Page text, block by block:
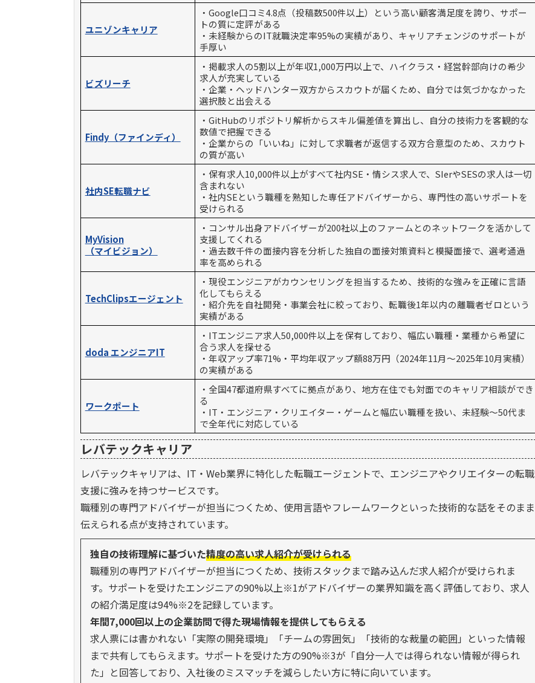
ユニゾンキャリア
・Google口コミ4.8点（投稿数500件以上）という高い顧客満足度を誇り、サポー
トの質に定評がある
・未経験からのIT就職決定率95%の実績があり、キャリアチェンジのサポートが
手厚い
ビズリーチ
・掲載求人の5割以上が年収1,000万円以上で、ハイクラス・経営幹部向けの希少
求人が充実している
・企業・ヘッドハンター双方からスカウトが届くため、自分では気づかなかった
選択肢と出会える
Findy（ファインディ）
・GitHubのリポジトリ解析からスキル偏差値を算出し、自分の技術力を客観的な
数値で把握できる
・企業からの「いいね」に対して求職者が返信する双方合意型のため、スカウト
の質が高い
社内SE転職ナビ
・保有求人10,000件以上がすべて社内SE・情シス求人で、SIerやSESの求人は一切
含まれない
・社内SEという職種を熟知した専任アドバイザーから、専門性の高いサポートを
受けられる
MyVision
（マイビジョン）
・コンサル出身アドバイザーが200社以上のファームとのネットワークを活かして
支援してくれる
・過去数千件の面接内容を分析した独自の面接対策資料と模擬面接で、選考通過
率を高められる
TechClipsエージェント
・現役エンジニアがカウンセリングを担当するため、技術的な強みを正確に言語
化してもらえる
・紹介先を自社開発・事業会社に絞っており、転職後1年以内の離職者ゼロという
実績がある
doda エンジニアIT
・ITエンジニア求人50,000件以上を保有しており、幅広い職種・業種から希望に
合う求人を探せる
・年収アップ率71%・平均年収アップ額88万円（2024年11月〜2025年10月実績）
の実績がある
ワークポート
・全国47都道府県すべてに拠点があり、地方在住でも対面でのキャリア相談ができ
る
・IT・エンジニア・クリエイター・ゲームと幅広い職種を扱い、未経験〜50代ま
で全年代に対応している
レバテックキャリア
レバテックキャリアは、IT・Web業界に特化した転職エージェントで、エンジニアやクリエイターの転職
支援に強みを持つサービスです。
職種別の専門アドバイザーが担当につくため、使用言語やフレームワークといった技術的な話をそのまま
伝えられる点が支持されています。
独自の技術理解に基づいた精度の高い求人紹介が受けられる
職種別の専門アドバイザーが担当につくため、技術スタックまで踏み込んだ求人紹介が受けられま
す。サポートを受けたエンジニアの90%以上※1がアドバイザーの業界知識を高く評価しており、求人
の紹介満足度は94%※2を記録しています。
年間7,000回以上の企業訪問で得た現場情報を提供してもらえる
求人票には書かれない「実際の開発環境」「チームの雰囲気」「技術的な裁量の範囲」といった情報
まで共有してもらえます。サポートを受けた方の90%※3が「自分一人では得られない情報が得られ
た」と回答しており、入社後のミスマッチを減らしたい方に特に向いています。